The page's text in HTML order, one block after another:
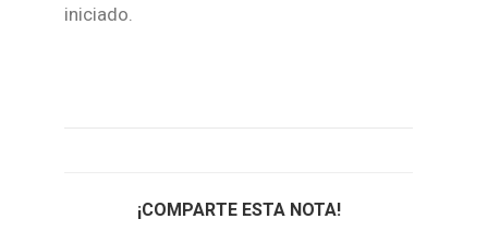
iniciado.
¡COMPARTE ESTA NOTA!